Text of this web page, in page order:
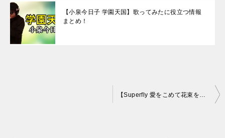
【小泉今日子 学園天国】歌ってみたに役立つ情報
まとめ！
【Superfly 愛をこめて花束を】歌ってみたに役立つ情報まとめ！